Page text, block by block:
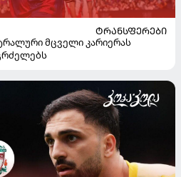
ᲢᲠᲐᲜᲡᲤᲔᲠᲔᲑᲘ
მცველი კარიერას